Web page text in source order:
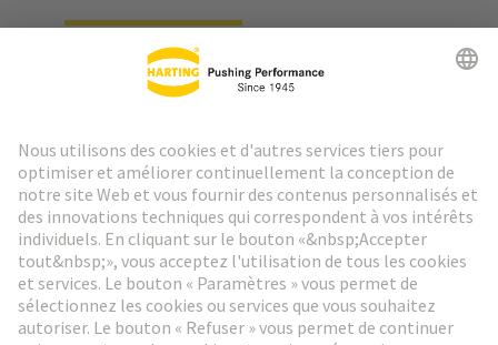
Quels sont les avantages des
HARTING pour la robotique
industrielle ?
Pourquoi les composants
HARTING sont-ils idéaux pour
les AGV et les AMR ?